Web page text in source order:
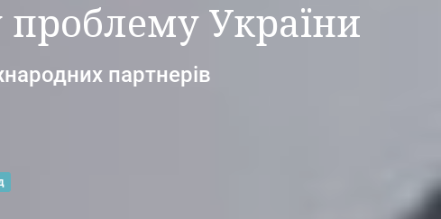
проблему України
партнерів